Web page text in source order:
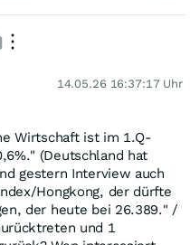
14.05.26 16:37:17 Uhr
Wirtschaft ist im 1.Q-
(Deutschland hat
gestern Interview auch
Hongkong, der dürfte
der heute bei 26.389." /
und 1